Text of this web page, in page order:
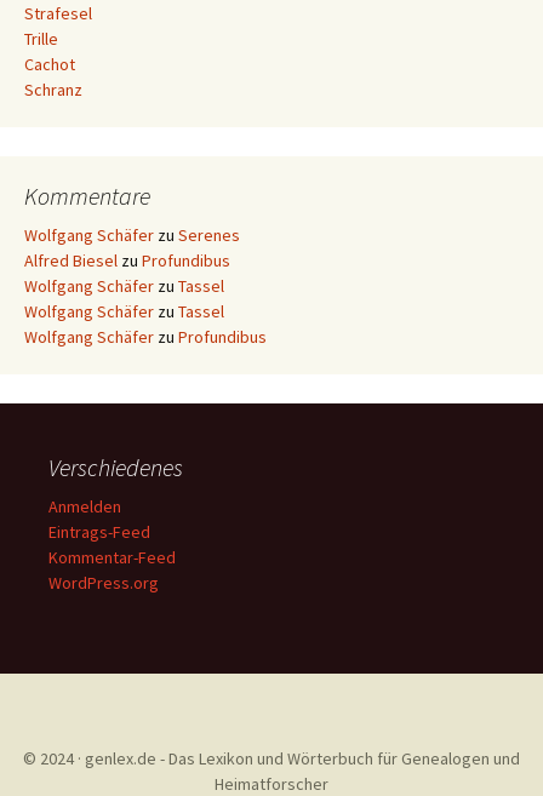
Strafesel
Trille
Cachot
Schranz
Kommentare
Wolfgang Schäfer zu Serenes
Alfred Biesel zu Profundibus
Wolfgang Schäfer zu Tassel
Wolfgang Schäfer zu Tassel
Wolfgang Schäfer zu Profundibus
Verschiedenes
Anmelden
Eintrags-Feed
Kommentar-Feed
WordPress.org
© 2024 · genlex.de - Das Lexikon und Wörterbuch für Genealogen und
Heimatforscher